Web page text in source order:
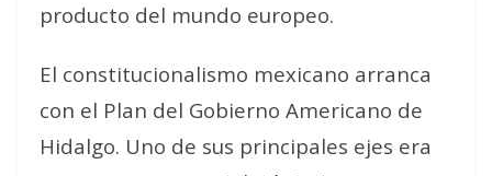
producto del mundo europeo.
El constitucionalismo mexicano arranca
con el Plan del Gobierno Americano de
Hidalgo. Uno de sus principales ejes era